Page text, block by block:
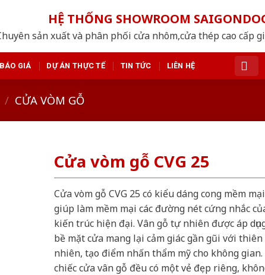
HỆ THỐNG SHOWROOM
sản xuất và phân phối cửa nhôm,cửa thép cao cấp
BÁO GIÁ DỰ ÁN THỰC TẾ TIN TỨC LIÊN HỆ
/ CỬA VÒM GỖ
Cửa vòm gỗ CVG 25
Cửa vòm gỗ CVG 25 có kiểu dáng cong mềm
giúp làm mềm mại các đường nét cứng nhắc
kiến trúc hiện đại. Vân gỗ tự nhiên được áp
bề mặt cửa mang lại cảm giác gần gũi với thiên
nhiên, tạo điểm nhấn thẩm mỹ cho không
chiếc cửa vân gỗ đều có một vẻ đẹp riêng,